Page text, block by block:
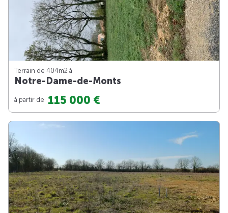
Terrain de 404m2 à
Notre-Dame-de-Monts
à partir de 115 000 €